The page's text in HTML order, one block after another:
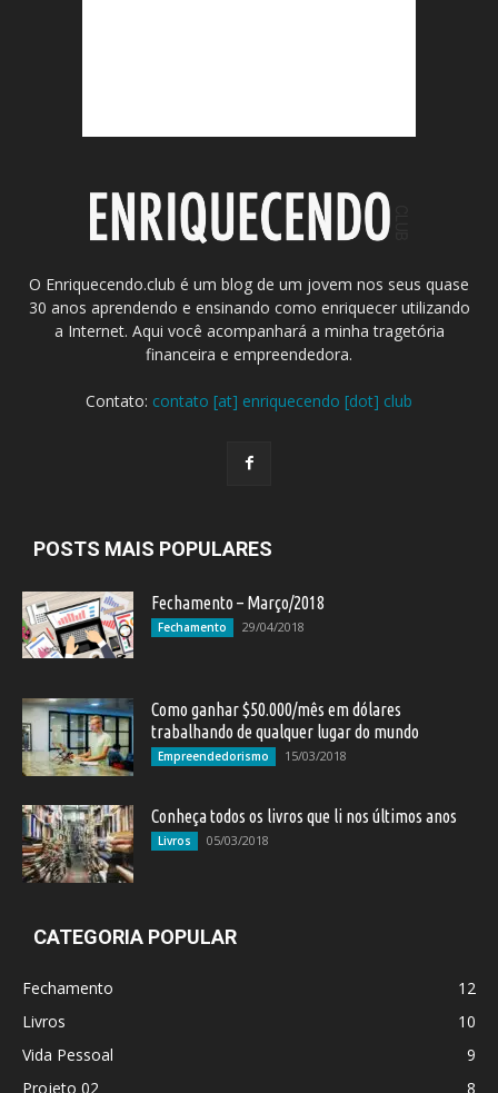
O Enriquecendo.club é um blog de um jovem nos seus quase
30 anos aprendendo e ensinando como enriquecer utilizando
a Internet. Aqui você acompanhará a minha tragetória
financeira e empreendedora.
Contato: contato [at] enriquecendo [dot] club
POSTS MAIS POPULARES
Fechamento – Março/2018
Fechamento 29/04/2018
Como ganhar $50.000/mês em dólares
trabalhando de qualquer lugar do mundo
Empreendedorismo 15/03/2018
Conheça todos os livros que li nos últimos anos
Livros 05/03/2018
CATEGORIA POPULAR
Fechamento
12
Livros
10
Vida Pessoal
9
Projeto 02
8